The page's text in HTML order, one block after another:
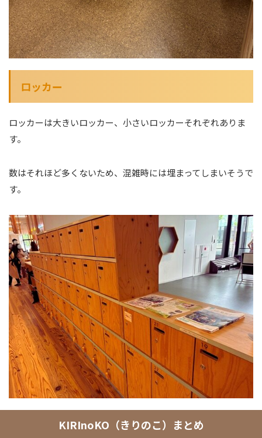
ロッカー
ロッカーは大きいロッカー、小さいロッカーそれぞれありま
す。
数はそれほど多くないため、混雑時には埋まってしまいそうで
す。
KIRInoKO（きりのこ）まとめ